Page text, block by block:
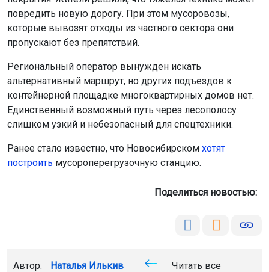
повредить новую дорогу. При этом мусоровозы,
которые вывозят отходы из частного сектора они
пропускают без препятствий.
Региональный оператор вынужден искать
альтернативный маршрут, но других подъездов к
контейнерной площадке многоквартирных домов нет.
Единственный возможный путь через лесополосу
слишком узкий и небезопасный для спецтехники.
Ранее стало известно, что Новосибирском хотят
построить мусороперегрузочную станцию.
Поделиться новостью:
Автор: Наталья Илькив
Читать все